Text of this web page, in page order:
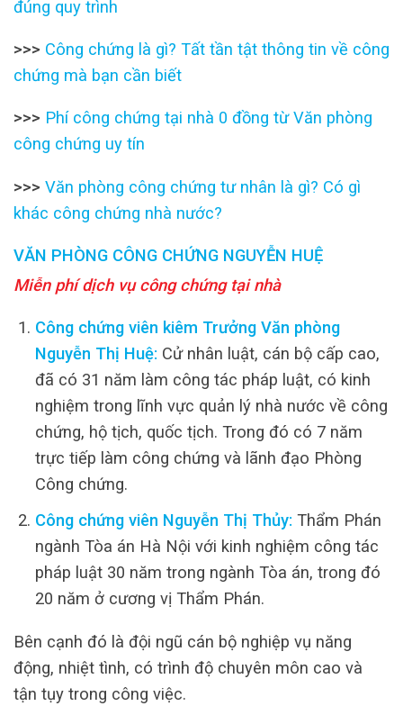
đúng quy trình
>>> Công chứng là gì? Tất tần tật thông tin về công
chứng mà bạn cần biết
>>> Phí công chứng tại nhà 0 đồng từ Văn phòng
công chứng uy tín
>>> Văn phòng công chứng tư nhân là gì? Có gì
khác công chứng nhà nước?
VĂN PHÒNG CÔNG CHỨNG NGUYỄN HUỆ
Miễn phí dịch vụ công chứng tại nhà
Công chứng viên kiêm Trưởng Văn phòng
Nguyễn Thị Huệ: Cử nhân luật, cán bộ cấp cao,
đã có 31 năm làm công tác pháp luật, có kinh
nghiệm trong lĩnh vực quản lý nhà nước về công
chứng, hộ tịch, quốc tịch. Trong đó có 7 năm
trực tiếp làm công chứng và lãnh đạo Phòng
Công chứng.
Công chứng viên Nguyễn Thị Thủy: Thẩm Phán
ngành Tòa án Hà Nội với kinh nghiệm công tác
pháp luật 30 năm trong ngành Tòa án, trong đó
20 năm ở cương vị Thẩm Phán.
Bên cạnh đó là đội ngũ cán bộ nghiệp vụ năng
động, nhiệt tình, có trình độ chuyên môn cao và
tận tụy trong công việc.